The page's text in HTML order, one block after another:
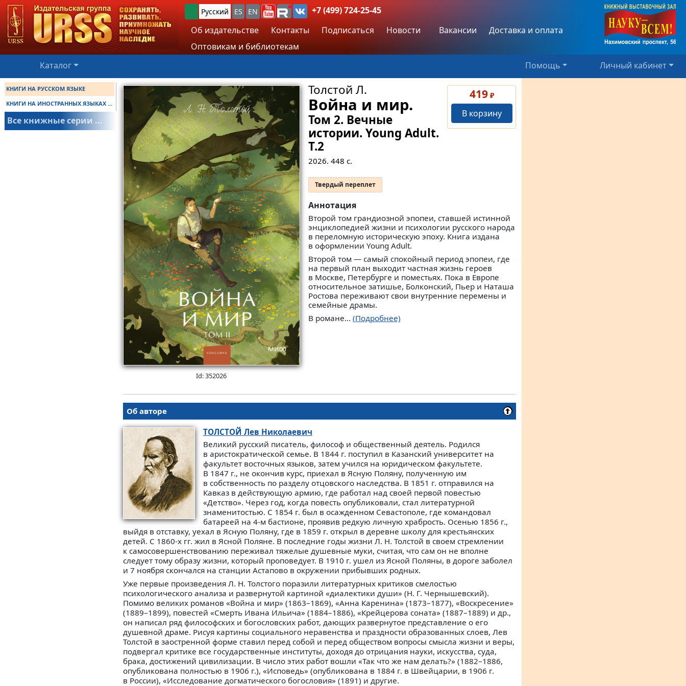
Русский ES EN
+7 (499) 724-25-45
Об издательстве
Контакты Подписаться Новости Вакансии
Доставка и оплата
Оптовикам и библиотекам
Каталог
Помощь Личный кабинет
КНИГИ НА РУССКОМ ЯЗЫКЕ
КНИГИ НА ИНОСТРАННЫХ ЯЗЫКАХ ...
Все книжные серии ...
Id: 352026
419₽
В корзину
Толстой Л.
Война и мир.
Том 2. Вечные
истории. Young Adult.
Т.2
2026. 448 с.
Твердый переплет
Аннотация
Второй том грандиозной эпопеи, ставшей истинной
энциклопедией жизни и психологии русского народа
в переломную историческую эпоху. Книга издана
в оформлении Young Adult.
Второй том — самый спокойный период эпопеи, где
на первый план выходит частная жизнь героев
в Москве, Петербурге и поместьях. Пока в Европе
относительное затишье, Болконский, Пьер и Наташа
Ростова переживают свои внутренние перемены и
семейные драмы.
В романе... (Подробнее)
Об авторе
ТОЛСТОЙ Лев Николаевич
Великий русский писатель, философ и общественный деятель. Родился
в аристократической семье. В 1844 г. поступил в Казанский университет на
факультет восточных языков, затем учился на юридическом факультете.
В 1847 г., не окончив курс, приехал в Ясную Поляну, полученную им
в собственность по разделу отцовского наследства. В 1851 г. отправился на
Кавказ в действующую армию, где работал над своей первой повестью
«Детство». Через год, когда повесть опубликовали, стал литературной
знаменитостью. С 1854 г. был в осажденном Севастополе, где командовал
батареей на 4-м бастионе, проявив редкую личную храбрость. Осенью 1856 г.,
выйдя в отставку, уехал в Ясную Поляну, где в 1859 г. открыл в деревне школу для крестьянских
детей. C 1860-х гг. жил в Ясной Поляне. В последние годы жизни Л. Н. Толстой в своем стремлении
к самосовершенствованию переживал тяжелые душевные муки, считая, что сам он не вполне
следует тому образу жизни, который проповедует. В 1910 г. ушел из Ясной Поляны, в дороге заболел
и 7 ноября скончался на станции Астапово в окружении прибывших родных.
Уже первые произведения Л. Н. Толстого поразили литературных критиков смелостью
психологического анализа и развернутой картиной «диалектики души» (Н. Г. Чернышевский).
Помимо великих романов «Война и мир» (1863–1869), «Анна Каренина» (1873–1877), «Воскресение»
(1889–1899), повестей «Смерть Ивана Ильича» (1884–1886), «Крейцерова соната» (1887–1889) и др.,
он написал ряд философских и богословских работ, дающих развернутое представление о его
душевной драме. Рисуя картины социального неравенства и праздности образованных слоев, Лев
Толстой в заостренной форме ставил перед собой и перед обществом вопросы смысла жизни и веры,
подвергал критике все государственные институты, доходя до отрицания науки, искусства, суда,
брака, достижений цивилизации. В число этих работ вошли «Так что же нам делать?» (1882–1886,
опубликована полностью в 1906 г.), «Исповедь» (опубликована в 1884 г. в Швейцарии, в 1906 г.
в России), «Исследование догматического богословия» (1891) и другие.